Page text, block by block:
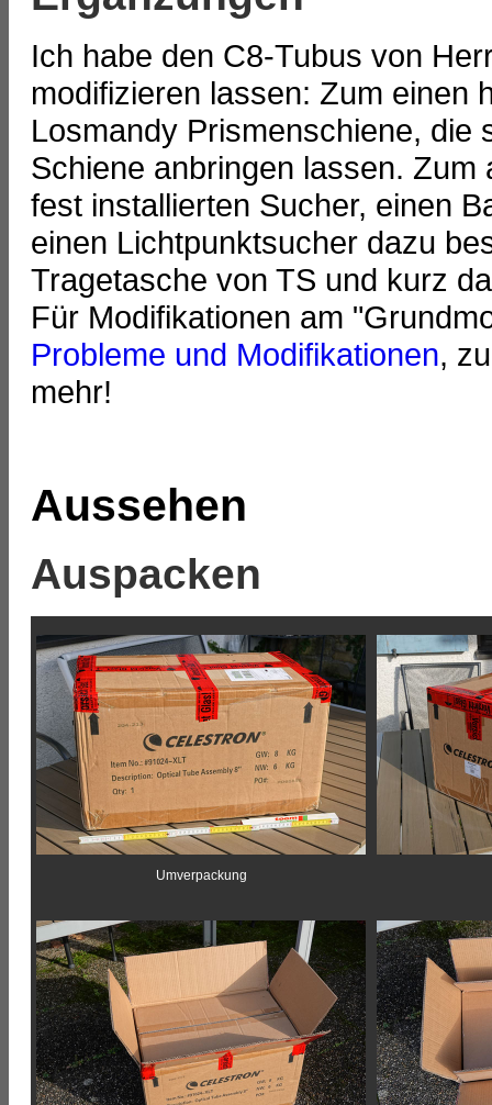
Ich habe den C8-Tubus von
modifizieren lassen: Zum einen
Losmandy Prismenschiene, die
Schiene anbringen lassen.
fest installierten Sucher, einen
einen Lichtpunktsucher dazu
Tragetasche von TS und kurz
Für Modifikationen am
Probleme und Modifikationen,
mehr!
Aussehen
Auspacken
Umverpackung